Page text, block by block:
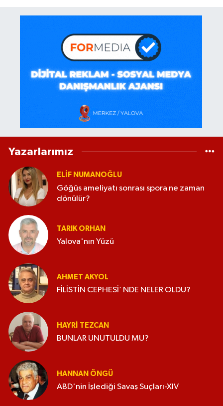
Yazarlarımız
ELİF NUMANOĞLU
Göğüs ameliyatı sonrası spora ne zaman
dönülür?
TARIK ORHAN
Yalova'nın Yüzü
AHMET AKYOL
FİLİSTİN CEPHESİ’ NDE NELER OLDU?
HAYRI TEZCAN
BUNLAR UNUTULDU MU?
HANNAN ÖNGÜ
ABD'nin İşlediği Savaş Suçları-XIV